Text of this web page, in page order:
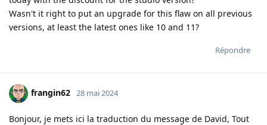
Wasn't it right to put an upgrade for this flaw on all previous
versions, at least the latest ones like 10 and 11?
Répondre
frangin62 28 mai 2024
Bonjour, je mets ici la traduction du message de David, Tout